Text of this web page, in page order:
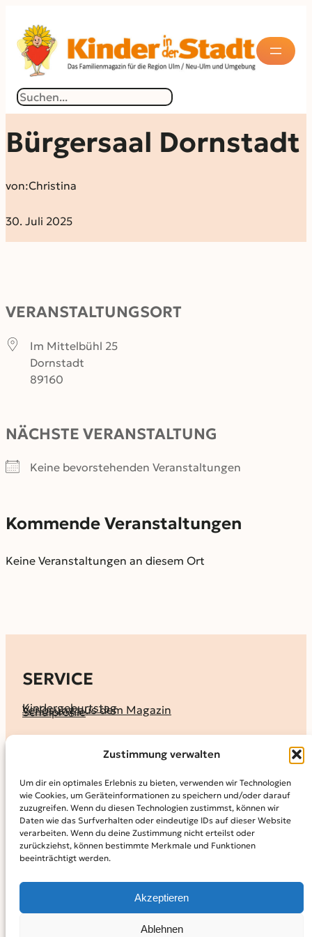
Zustimmung verwalten
Um dir ein optimales Erlebnis zu bieten, verwenden wir Technologien
wie Cookies, um Geräteinformationen zu speichern und/oder darauf
zuzugreifen. Wenn du diesen Technologien zustimmst, können wir
Daten wie das Surfverhalten oder eindeutige IDs auf dieser Website
verarbeiten. Wenn du deine Zustimmung nicht erteilst oder
zurückziehst, können bestimmte Merkmale und Funktionen
beeinträchtigt werden.
Akzeptieren
Ablehnen
Suchen
Bürgersaal Dornstadt
von:Christina
30. Juli 2025
VERANSTALTUNGSORT
Im Mittelbühl 25
Dornstadt
89160
NÄCHSTE VERANSTALTUNG
Keine bevorstehenden Veranstaltungen
Kommende Veranstaltungen
Keine Veranstaltungen an diesem Ort
SERVICE
Kindergeburtstag
Verlosung aus dem Magazin
Schulprofile
KALENDER
MAGAZIN
KidS-Ausgaben online lesen
Abonnement
Archiv
INFO
Datenschutz­erklärung
Powered by